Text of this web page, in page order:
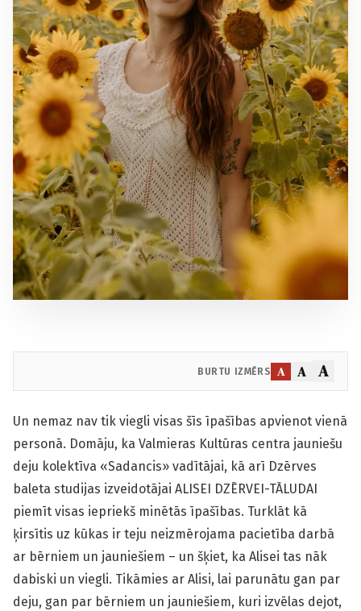
BURTU IZMĒRS A A A
Un nemaz nav tik viegli visas šīs īpašības apvienot vienā
personā. Domāju, ka Valmieras Kultūras centra jauniešu
deju kolektīva «Sadancis» vadītājai, kā arī Dzērves
baleta studijas izveidotājai ALISEI DZĒRVEI-TĀLUDAI
piemīt visas iepriekš minētās īpašības. Turklāt kā
ķirsītis uz kūkas ir teju neizmērojama pacietība darbā
ar bērniem un jauniešiem – un šķiet, ka Alisei tas nāk
dabiski un viegli. Tikāmies ar Alisi, lai parunātu gan par
deju, gan par bērniem un jauniešiem, kuri izvēlas dejot,